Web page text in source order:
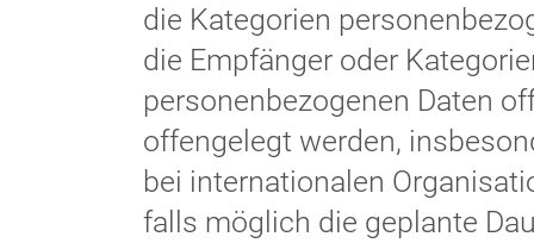
die Kategorien
die Empfänger oder
personenbezogenen Daten
offengelegt werden,
bei internationalen
falls möglich die geplante